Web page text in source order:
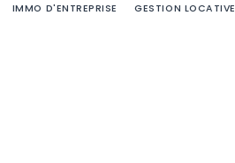
IMMO D'ENTREPRISE GESTION LOCATIVE